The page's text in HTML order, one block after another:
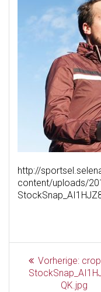
http://
content/uploads/
Vorherige:
QK.jpg